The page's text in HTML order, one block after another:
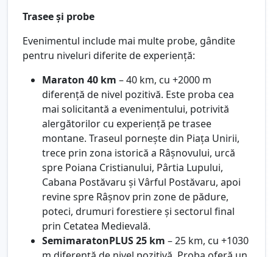
Trasee și probe
Evenimentul include mai multe probe, gândite
pentru niveluri diferite de experiență:
Maraton 40 km – 40 km, cu +2000 m
diferență de nivel pozitivă. Este proba cea
mai solicitantă a evenimentului, potrivită
alergătorilor cu experiență pe trasee
montane. Traseul pornește din Piața Unirii,
trece prin zona istorică a Râșnovului, urcă
spre Poiana Cristianului, Pârtia Lupului,
Cabana Postăvaru și Vârful Postăvaru, apoi
revine spre Râșnov prin zone de pădure,
poteci, drumuri forestiere și sectorul final
prin Cetatea Medievală.
SemimaratonPLUS 25 km – 25 km, cu +1030